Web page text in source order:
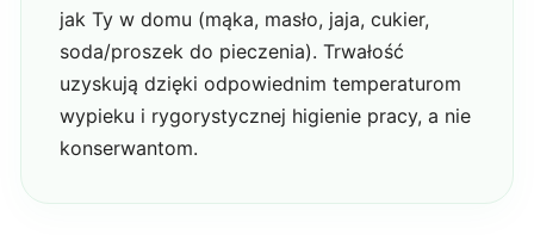
jak Ty w domu (mąka, masło, jaja, cukier,
soda/proszek do pieczenia). Trwałość
uzyskują dzięki odpowiednim temperaturom
wypieku i rygorystycznej higienie pracy, a nie
konserwantom.